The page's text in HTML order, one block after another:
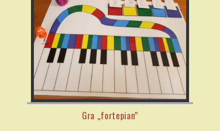
Gra „fortepian”